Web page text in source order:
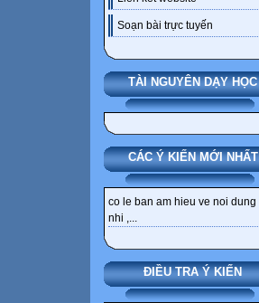
Soạn bài trực tuyến
TÀI NGUYÊN DẠY HỌC
CÁC Ý KIẾN MỚI NHẤT
co le ban am hieu ve noi dung
nhi ,...
ĐIỀU TRA Ý KIẾN